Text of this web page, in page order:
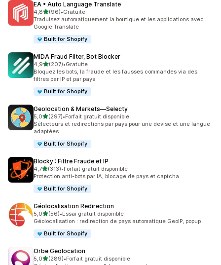
EA • Auto Language Translate
4,8étoile(s) sur 5
(96)
96 avis au total
•Gratuite
Traduisez automatiquement la boutique et les applications avec
Google Translate
Built for Shopify
MIDA Fraud Filter, Bot Blocker
4,9étoile(s) sur 5
(207)
207 avis au total
•Gratuite
Bloquez les bots, la fraude et les fausses commandes via des
filtres par IP et par pays
Built for Shopify
Geolocation & Markets—Selecty
5,0étoile(s) sur 5
(297)
297 avis au total
•Forfait gratuit disponible
Sélecteurs et redirections par pays pour une devise et une langue
adaptées
Built for Shopify
Blocky : Filtre Fraude et IP
4,7étoile(s) sur 5
(313)
313 avis au total
•Forfait gratuit disponible
Protection anti-bots par IA, blocage de pays et captcha
Built for Shopify
Géolocalisation Redirection
5,0étoile(s) sur 5
(56)
56 avis au total
•Essai gratuit disponible
Géolocalisation : redirection de pays automatique GeoIP, popup
Built for Shopify
Orbe Geolocation
5,0étoile(s) sur 5
(289)
289 avis au total
•Forfait gratuit disponible